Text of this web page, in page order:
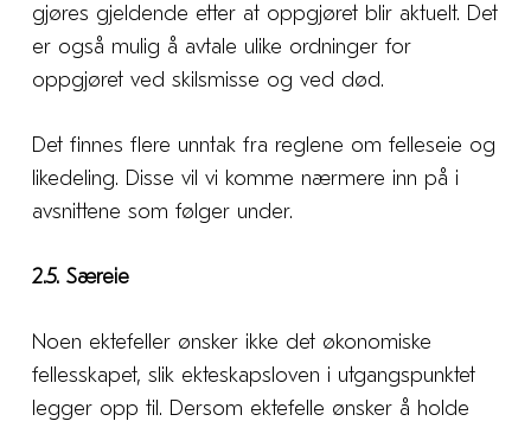
gjøres gjeldende etter at oppgjøret blir aktuelt. Det
er også mulig å avtale ulike ordninger for
oppgjøret ved skilsmisse og ved død.
Det finnes flere unntak fra reglene om felleseie og
likedeling. Disse vil vi komme nærmere inn på i
avsnittene som følger under.
2.5. Særeie
Noen ektefeller ønsker ikke det økonomiske
fellesskapet, slik ekteskapsloven i utgangspunktet
legger opp til. Dersom ektefelle ønsker å holde